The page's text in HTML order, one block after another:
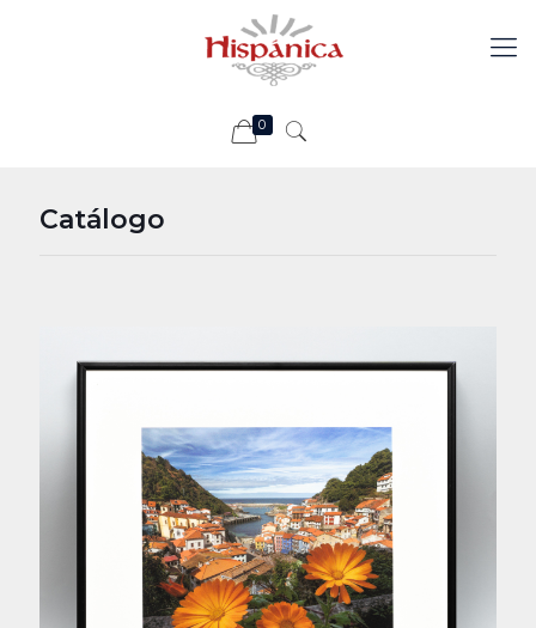
0
Catálogo